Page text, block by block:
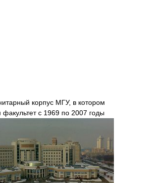
корпус МГУ, в котором
факультет с 1969 по 2007 годы